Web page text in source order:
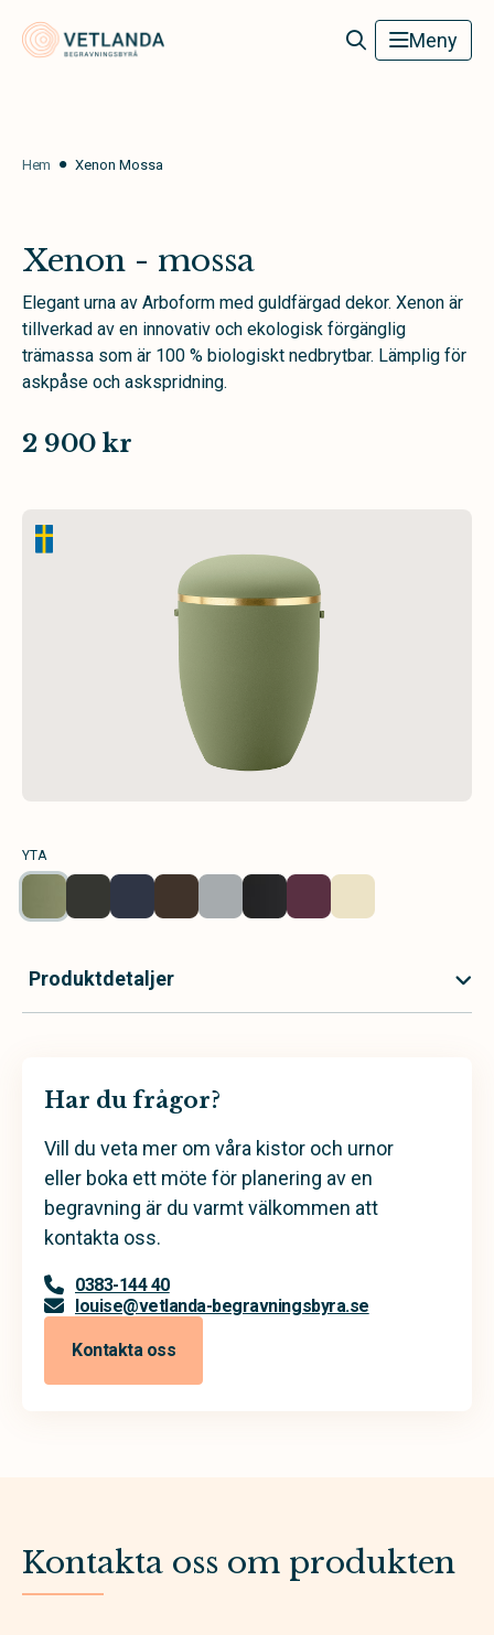
Meny
Hem Xenon Mossa
Xenon - mossa
Elegant urna av Arboform med guldfärgad dekor. Xenon är
tillverkad av en innovativ och ekologisk förgänglig
trämassa som är 100 % biologiskt nedbrytbar. Lämplig för
askpåse och askspridning.
2 900 kr
YTA
Produktdetaljer
Har du frågor?
Vill du veta mer om våra kistor och urnor
eller boka ett möte för planering av en
begravning är du varmt välkommen att
kontakta oss.
0383-144 40
louise@vetlanda-begravningsbyra.se
Kontakta oss
Kontakta oss om produkten